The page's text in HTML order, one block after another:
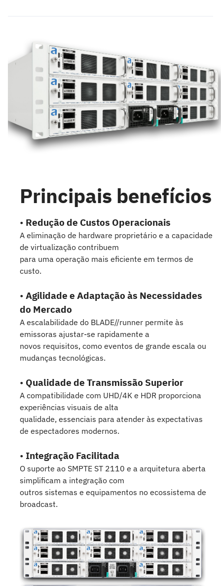
Principais benefícios
• Redução de Custos Operacionais
A eliminação de hardware proprietário e a capacidade
de virtualização contribuem
para uma operação mais eficiente em termos de
custo.
• Agilidade e Adaptação às Necessidades
do Mercado
A escalabilidade do BLADE//runner permite às
emissoras ajustar-se rapidamente a
novos requisitos, como eventos de grande escala ou
mudanças tecnológicas.
• Qualidade de Transmissão Superior
A compatibilidade com UHD/4K e HDR proporciona
experiências visuais de alta
qualidade, essenciais para atender às expectativas
de espectadores modernos.
• Integração Facilitada
O suporte ao SMPTE ST 2110 e a arquitetura aberta
simplificam a integração com
outros sistemas e equipamentos no ecossistema de
broadcast.